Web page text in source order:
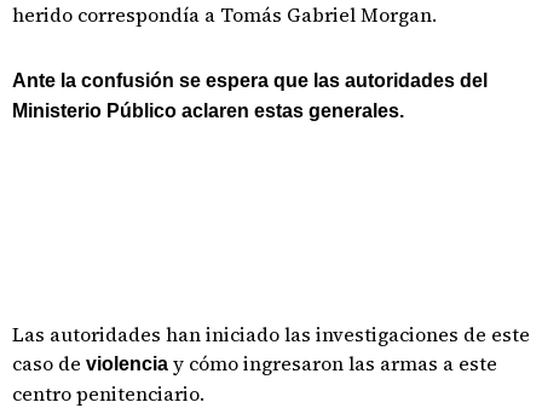
herido correspondía a Tomás Gabriel Morgan.
Ante la confusión se espera que las autoridades del
Ministerio Público aclaren estas generales.
Las autoridades han iniciado las investigaciones de este
caso de violencia y cómo ingresaron las armas a este
centro penitenciario.